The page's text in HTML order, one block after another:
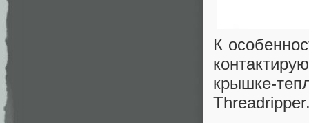
К
крышке-